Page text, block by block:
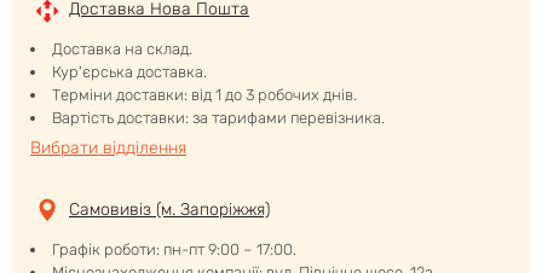
Доставка Нова Пошта
Доставка на склад.
Кур'єрська доставка.
Терміни доставки: від 1 до 3 робочих днів.
Вартість доставки: за тарифами перевізника.
Вибрати відділення
Самовивіз (м. Запоріжжя)
Графік роботи: пн-пт 9:00 – 17:00.